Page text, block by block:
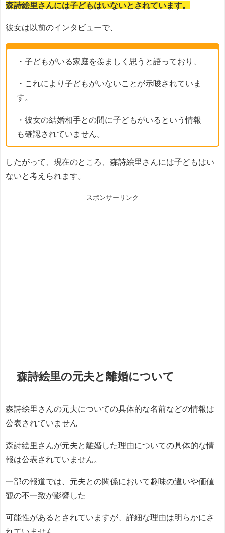
森詩絵里さんには子どもはいないとされています。
彼女は以前のインタビューで、
・子どもがいる家庭を羨ましく思うと語っており、
・これにより子どもがいないことが示唆されていま
す。
・彼女の結婚相手との間に子どもがいるという情報
も確認されていません。
したがって、現在のところ、森詩絵里さんには子どもはい
ないと考えられます。
スポンサーリンク
森詩絵里の元夫と離婚について
森詩絵里さんの元夫についての具体的な名前などの情報は
公表されていません
森詩絵里さんが元夫と離婚した理由についての具体的な情
報は公表されていません。
一部の報道では、元夫との関係において趣味の違いや価値
観の不一致が影響した
可能性があるとされていますが、詳細な理由は明らかにさ
れていません。